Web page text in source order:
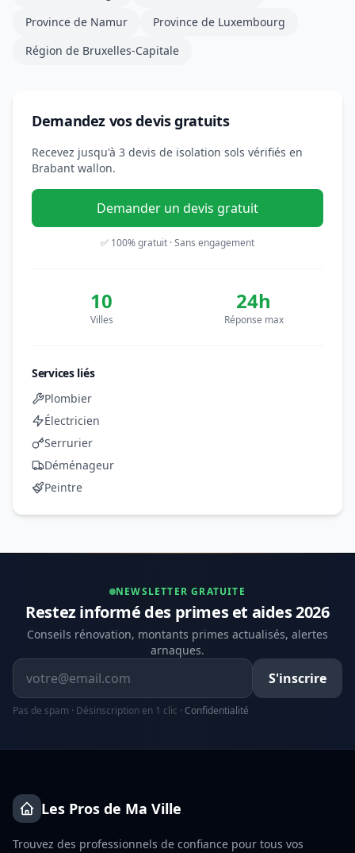
Province de Namur
Province de Luxembourg
Région de Bruxelles-Capitale
Demandez vos devis gratuits
Recevez jusqu'à 3 devis de isolation sols vérifiés en
Brabant wallon.
Demander un devis gratuit
✅ 100% gratuit · Sans engagement
10
Villes
24h
Réponse max
Services liés
Plombier
Électricien
Serrurier
Déménageur
Peintre
NEWSLETTER GRATUITE
Restez informé des primes et aides 2026
Conseils rénovation, montants primes actualisés, alertes
arnaques.
Adresse email
S'inscrire
Pas de spam · Désinscription en 1 clic · Confidentialité
Les Pros de Ma Ville
Trouvez des professionnels de confiance pour tous vos